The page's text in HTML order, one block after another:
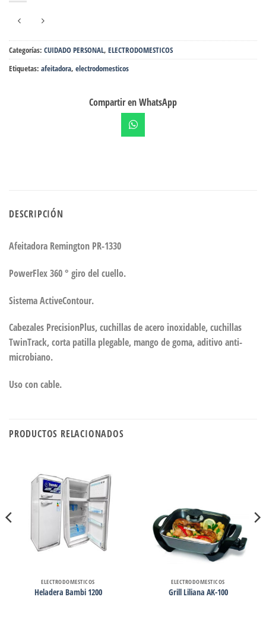
Categorías: CUIDADO PERSONAL, ELECTRODOMESTICOS
Etiquetas: afeitadora, electrodomesticos
Compartir en WhatsApp
DESCRIPCIÓN
Afeitadora Remington PR-1330
PowerFlex 360 ° giro del cuello.
Sistema ActiveContour.
Cabezales PrecisionPlus, cuchillas de acero inoxidable, cuchillas
TwinTrack, corta patilla plegable, mango de goma, aditivo anti-
microbiano.
Uso con cable.
PRODUCTOS RELACIONADOS
ELECTRODOMESTICOS
Heladera Bambi 1200
ELECTRODOMESTICOS
Grill Liliana AK-100